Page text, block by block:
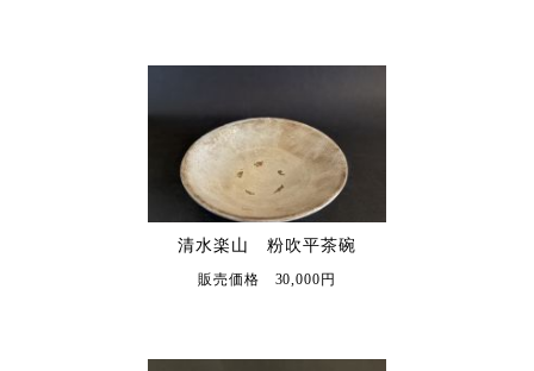
清水楽山 粉吹平茶碗
販売価格 30,000円